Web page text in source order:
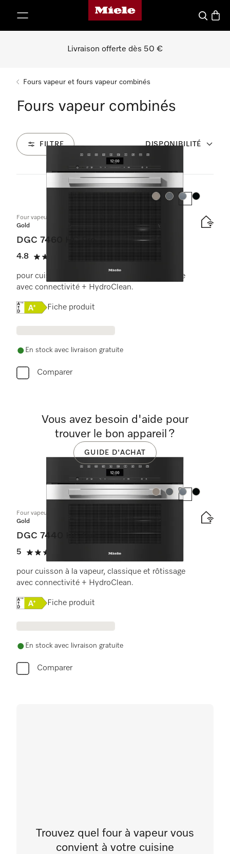
Page d'accueil de Miele
Panier
Livraison offerte dès 50 €
Fours vapeur et fours vapeur combinés
Fours vapeur combinés
FILTRE DISPONIBILITÉ
Produits
Couleur:
Couleur:
Couleur:Couleur:
Four vapeur combiné
Gold
DGC 7460 HC Pro
4.8
4.8 étoiles sur 5
pour cuisson à la vapeur, classique et rôtissage
avec connectivité + HydroClean.
Online Label Flag, Étiquette énergétique
Fiche produit
En stock avec livraison gratuite
Comparer
Couleur:
Couleur:
Couleur:Couleur:
Four vapeur combiné compact
Gold
DGC 7440 HC Pro
5
5 étoiles sur 5
(2 critiques)
pour cuisson à la vapeur, classique et rôtissage
avec connectivité + HydroClean.
Online Label Flag, Étiquette énergétique
Fiche produit
En stock avec livraison gratuite
Comparer
Vous avez besoin d'aide pour
trouver le bon appareil ?
GUIDE D'ACHAT
Trouvez quel four à vapeur vous
convient à votre cuisine